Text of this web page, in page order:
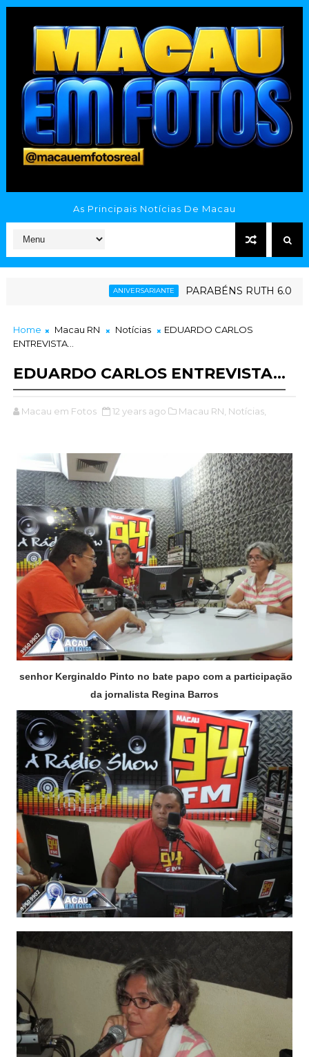
As Principais Notícias De Macau
ANIVERSARIANTE PARABÉNS RUTH 6.0
Home Macau RN Notícias
EDUARDO CARLOS
ENTREVISTA...
EDUARDO CARLOS ENTREVISTA...
Macau em Fotos 12 years ago Macau RN, Notícias,
senhor Kerginaldo Pinto no bate papo com a participação
da jornalista Regina Barros